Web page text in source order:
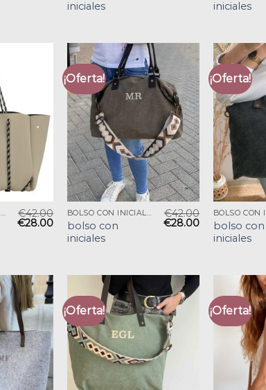
iniciales
iniciales
BOLSO CON INICIALES €42.00
€28.00
¡Oferta!
BOLSO CON INICIALES
bolso con
iniciales
€42.00
€28.00
¡Oferta!
bolso con
iniciales
¡Oferta! ¡Oferta!